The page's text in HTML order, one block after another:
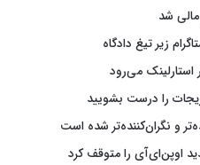
مالی شد
را درست بشویید
و نگران‌کننده‌تر شده است
اوپن‌ای‌آی را متوقف کرد